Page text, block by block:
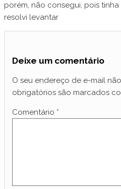
porém, não consegui, pois
resolvi levantar
Deixe um comentário
O seu endereço de e-mail
obrigatórios são marcados
Comentário *